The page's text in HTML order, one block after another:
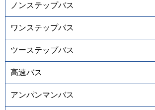
ノンステップバス
ワンステップバス
ツーステップバス
高速バス
アンパンマンバス